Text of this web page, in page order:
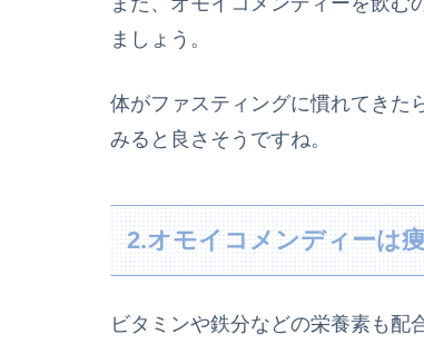
ましょう。
体がファスティングに慣れてきた
みると良さそうですね。
2.オモイコメンディーは
ビタミンや鉄分などの栄養素も配